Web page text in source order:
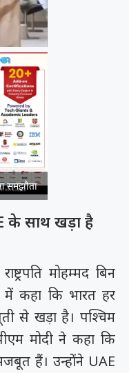
समझौता
के साथ खड़ा है
मोहम्मद बिन
कहा कि भारत हर
से खड़ा है। पश्चिम
मोदी ने कहा कि
हैं। उन्होंने UAE